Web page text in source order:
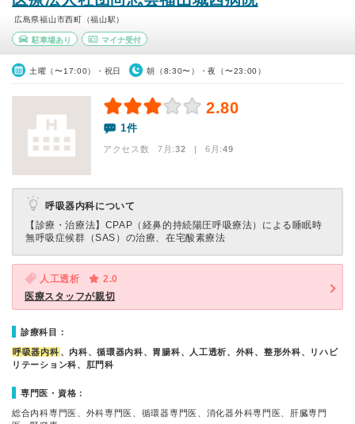
広島県福山市西町（福山駅）
駐車場あり マイナ受付
土曜（〜17:00）・祝日 朝（8:30〜）・夜（〜23:00）
2.80
1件
アクセス数 7月:32 | 6月:49
呼吸器内科について
【診療・治療法】 CPAP（経鼻的持続陽圧呼吸療法）による睡眠時
無呼吸症候群（SAS）の治療、在宅酸素療法
人工透析
2.0
医療スタッフが親切
診療科目：
呼吸器内科 、内科、循環器内科、胃腸科、人工透析、外科、整形外科、リハビ
リテーション科、肛門科
専門医・資格：
総合内科専門医、外科専門医、循環器専門医、消化器外科専門医、肝臓専門